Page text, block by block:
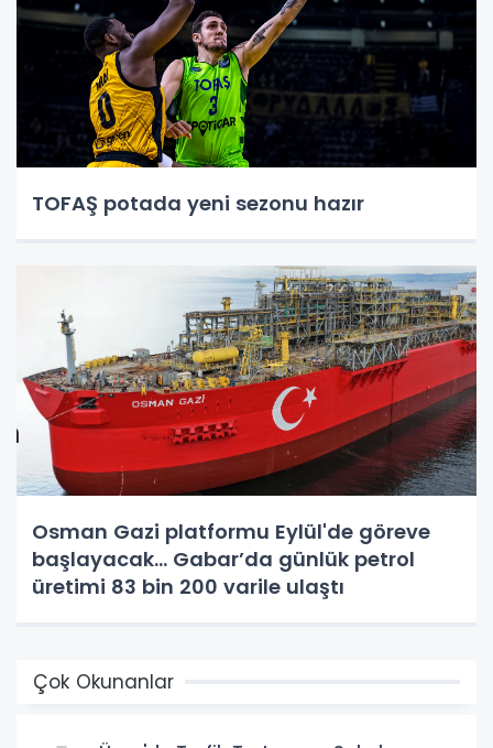
TOFAŞ potada yeni sezonu hazır
Osman Gazi platformu Eylül'de göreve
başlayacak... Gabar’da günlük petrol
üretimi 83 bin 200 varile ulaştı
Çok Okunanlar